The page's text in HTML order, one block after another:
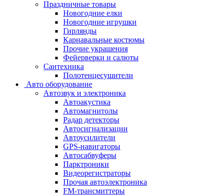
Праздничные товары
Новогодние елки
Новогодние игрушки
Гирлянды
Карнавальные костюмы
Прочие украшения
Фейерверки и салюты
Сантехника
Полотенцесушители
Авто оборудование
Автозвук и электроника
Автоакустика
Автомагнитолы
Радар детекторы
Автосигнализации
Автоусилители
GPS-навигаторы
Автосабвуферы
Парктроники
Видеорегистраторы
Прочая автоэлектроника
FM-трансмиттеры